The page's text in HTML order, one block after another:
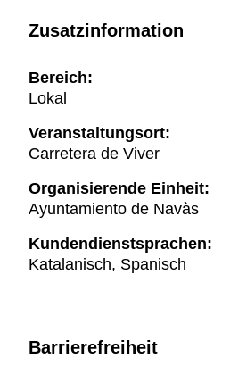
Zusatzinformation
Bereich:
Lokal
Veranstaltungsort:
Carretera de Viver
Organisierende Einheit:
Ayuntamiento de Navàs
Kundendienstsprachen:
Katalanisch, Spanisch
Barrierefreiheit